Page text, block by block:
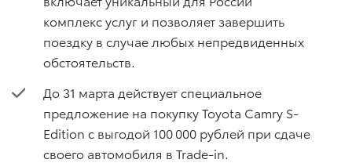
комплекс услуг и позволяет завершить
поездку в случае любых непредвиденных
обстоятельств.
До 31 марта действует специальное
предложение на покупку Toyota Camry S-
Edition с выгодой 100 000 рублей при сдаче
своего автомобиля в Trade-in.